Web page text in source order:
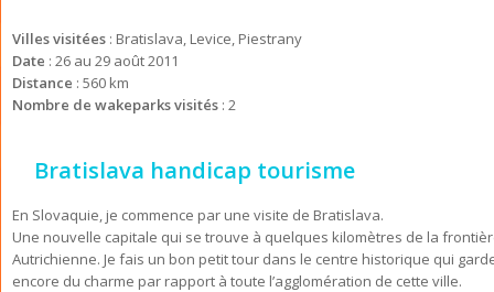
Villes visitées : Bratislava, Levice, Piestrany
Date : 26 au 29 août 2011
Distance : 560 km
Nombre de wakeparks visités : 2
Bratislava handicap tourisme
En Slovaquie, je commence par une visite de Bratislava.
Une nouvelle capitale qui se trouve à quelques kilomètres de la
Autrichienne. Je fais un bon petit tour dans le centre historique qui
encore du charme par rapport à toute l’agglomération de cette ville.